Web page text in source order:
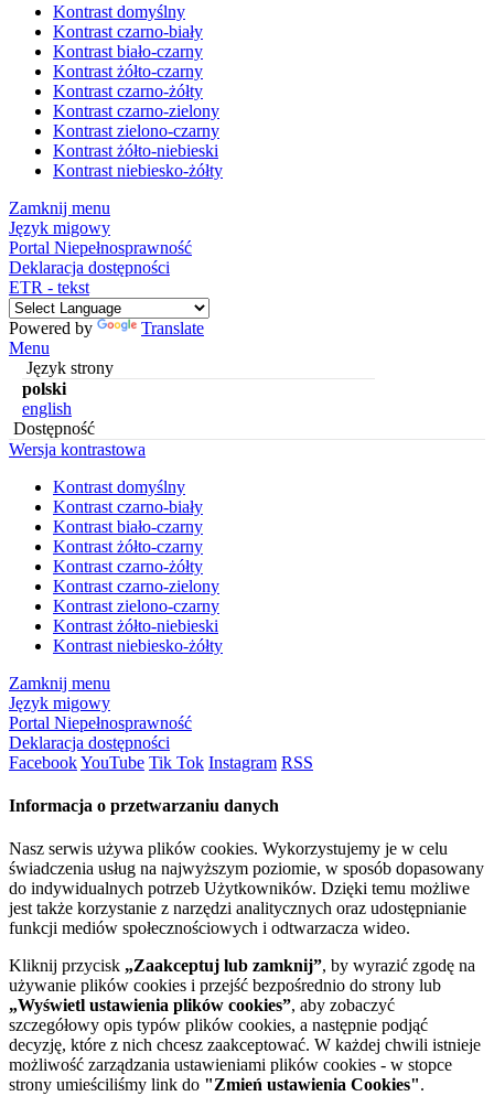
Kontrast domyślny
Kontrast czarno-biały
Kontrast biało-czarny
Kontrast żółto-czarny
Kontrast czarno-żółty
Kontrast czarno-zielony
Kontrast zielono-czarny
Kontrast żółto-niebieski
Kontrast niebiesko-żółty
Zamknij menu
Język migowy
Portal Niepełnosprawność
Deklaracja dostępności
ETR - tekst
Powered by
Translate
Menu
Język strony
polski
english
Dostępność
Wersja kontrastowa
Kontrast domyślny
Kontrast czarno-biały
Kontrast biało-czarny
Kontrast żółto-czarny
Kontrast czarno-żółty
Kontrast czarno-zielony
Kontrast zielono-czarny
Kontrast żółto-niebieski
Kontrast niebiesko-żółty
Zamknij menu
Język migowy
Portal Niepełnosprawność
Deklaracja dostępności
FacebookYouTube Tik Tok Instagram RSS
Informacja o przetwarzaniu danych
Nasz serwis używa plików cookies. Wykorzystujemy je w celu
świadczenia usług na najwyższym poziomie, w sposób dopasowany
do indywidualnych potrzeb Użytkowników. Dzięki temu możliwe
jest także korzystanie z narzędzi analitycznych oraz udostępnianie
funkcji mediów społecznościowych i odtwarzacza wideo.
Kliknij przycisk „Zaakceptuj lub zamknij”, by wyrazić zgodę na
używanie plików cookies i przejść bezpośrednio do strony lub
„Wyświetl ustawienia plików cookies”, aby zobaczyć
szczegółowy opis typów plików cookies, a następnie podjąć
decyzję, które z nich chcesz zaakceptować. W każdej chwili istnieje
możliwość zarządzania ustawieniami plików cookies - w stopce
strony umieściliśmy link do "Zmień ustawienia Cookies".